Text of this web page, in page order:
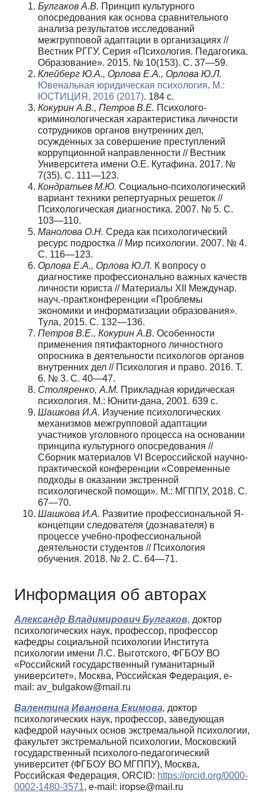
Булгаков А.В. Принцип культурного
опосредования как основа сравнительного
анализа результатов исследований
межгрупповой адаптации в организациях //
Вестник РГГУ. Серия «Психология. Педагогика.
Образование». 2015. № 10(153). С. 37—59.
Клейберг Ю.А., Орлова Е.А., Орлова Ю.Л.
Ювенальная юридическая психология. М.:
ЮСТИЦИЯ, 2016 (2017). 184 с.
Кокурин А.В., Петров В.Е. Психолого-
криминологическая характеристика личности
сотрудников органов внутренних дел,
осужденных за совершение преступлений
коррупционной направленности // Вестник
Университета имени О.Е. Кутафина. 2017. №
7(35). С. 111—123.
Кондратьев М.Ю. Социально-психологический
вариант техники репертуарных решеток //
Психологическая диагностика. 2007. № 5. С.
103—110.
Манолова О.Н. Среда как психологический
ресурс подростка // Мир психологии. 2007. № 4.
С. 116—123.
Орлова Е.А., Орлова Ю.Л. К вопросу о
диагностике профессионально важных качеств
личности юриста // Материалы XII Междунар.
науч.-практ.конференции «Проблемы
экономики и информатизации образования».
Тула, 2015. С. 132—136.
Петров В.Е., Кокурин А.В. Особенности
применения пятифакторного личностного
опросника в деятельности психологов органов
внутренних дел // Психология и право. 2016. Т.
6. № 3. С. 40—47.
Столяренко, А.М. Прикладная юридическая
психология. М.: Юнити-дана, 2001. 639 с.
Шашкова И.А. Изучение психологических
механизмов межгрупповой адаптации
участников уголовного процесса на основании
принципа культурного опосредования //
Сборник материалов VI Всероссийской научно-
практической конференции «Современные
подходы в оказании экстренной
психологической помощи». М.: МГППУ, 2018. С.
67—70.
Шашкова И.А. Развитие профессиональной Я-
концепции следователя (дознавателя) в
процессе учебно-профессиональной
деятельности студентов // Психология
обучения. 2018. № 2. С. 64—71.
Информация об авторах
Александр Владимирович Булгаков, доктор
психологических наук, профессор, профессор
кафедры социальной психологии Института
психологии имени Л.С. Выготского, ФГБОУ ВО
«Российский государственный гуманитарный
университет», Москва, Российская Федерация, e-
mail: av_bulgakow@mail.ru
Валентина Ивановна Екимова, доктор
психологических наук, профессор, заведующая
кафедрой научных основ экстремальной психологии,
факультет экстремальной психологии, Московский
государственный психолого-педагогический
университет (ФГБОУ ВО МГППУ), Москва,
Российская Федерация, ORCID: https://orcid.org/0000-
0002-1480-3571, e-mail: iropse@mail.ru